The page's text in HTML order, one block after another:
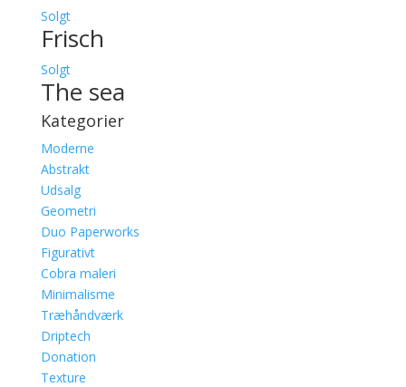
Solgt
Frisch
Solgt
The sea
Kategorier
Moderne
Abstrakt
Udsalg
Geometri
Duo Paperworks
Figurativt
Cobra maleri
Minimalisme
Træhåndværk
Driptech
Donation
Texture